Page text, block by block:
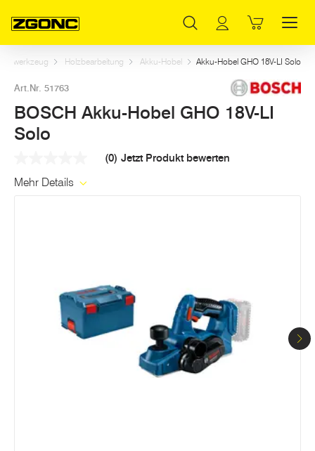
Holzbearbeitung Akku-Hobel Akku-Hobel GHO 18V-LI Solo
Art.Nr. 51763
BOSCH Akku-Hobel GHO 18V-LI
Solo
Link
(0) Jetzt Produkt bewerten
Mehr Details